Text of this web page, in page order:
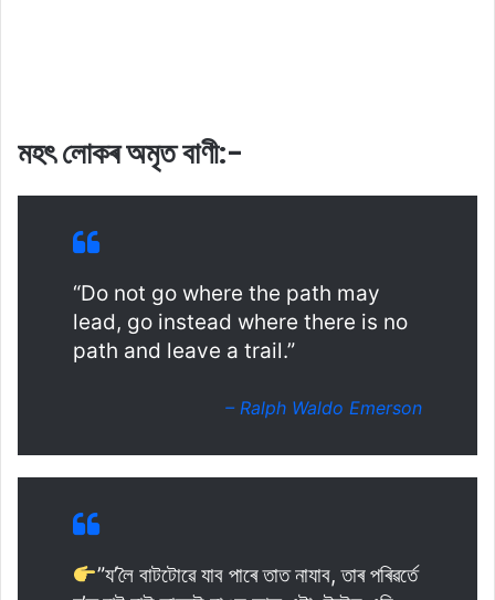
মহৎ লোকৰ অমৃত বাণী:-
“Do not go where the path may
lead, go instead where there is no
path and leave a trail.”
– Ralph Waldo Emerson
”য’লৈ বাটটোৱে যাব পাৰে তাত নাযাব, তাৰ পৰিৱৰ্তে